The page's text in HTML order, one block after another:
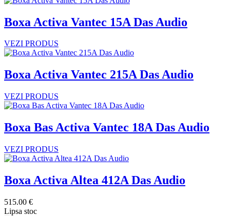
Boxa Activa Vantec 15A Das Audio
VEZI PRODUS
Boxa Activa Vantec 215A Das Audio
VEZI PRODUS
Boxa Bas Activa Vantec 18A Das Audio
VEZI PRODUS
Boxa Activa Altea 412A Das Audio
515.00 €
Lipsa stoc